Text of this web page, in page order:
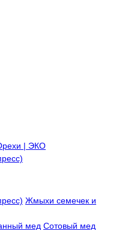
| ЭКО
Жмыхи семечек и
мед Сотовый мед